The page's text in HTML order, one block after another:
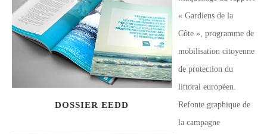
DOSSIER EEDD
« Gardiens de la
Côte », programme de
mobilisation citoyenne
de protection du
littoral européen.
Refonte graphique de
la campagne